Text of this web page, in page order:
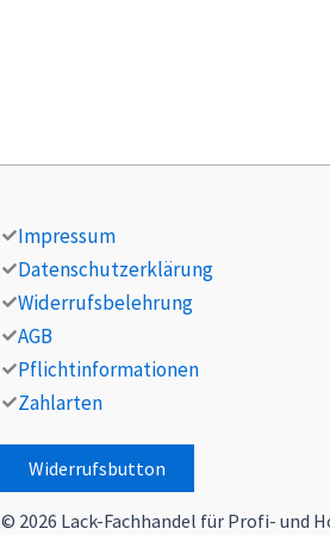
Impressum
Datenschutzerklärung
Widerrufsbelehrung
AGB
Pflichtinformationen
Zahlarten
Widerrufsbutton
© 2026 Lack-Fachhandel für Profi- und